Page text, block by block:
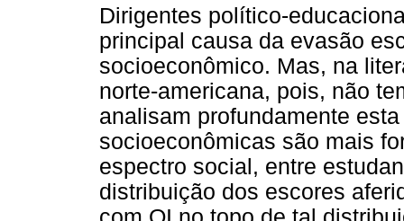
Dirigentes político-
principal causa da evasão
socioeconômico. Mas, na
norte-americana, pois, não
analisam profundamente
socioeconômicas são mais
espectro social, entre
distribuição dos escores